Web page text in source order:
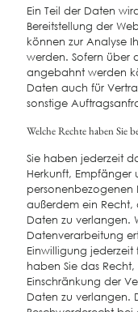
Ein Teil der Daten
Bereitstellung der
können zur Analyse
werden. Sofern über
angebahnt werden
Daten auch für
sonstige
Welche Rechte haben Sie
Sie haben jederzeit
Herkunft, Empfänger
personenbezogenen
außerdem ein Recht,
Daten zu verlangen.
Datenverarbeitung
Einwilligung
haben Sie das
Einschränkung der
Daten zu verlangen.